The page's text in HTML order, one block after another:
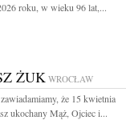
roku, w wieku 96 lat,...
ŻUK WROCŁAW
że 15 kwietnia
ukochany Mąż, Ojciec i...